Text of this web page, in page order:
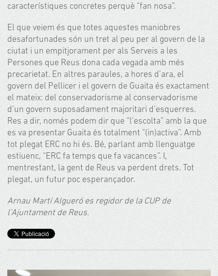
característiques concretes perquè “fan nosa”.
El que veiem és que totes aquestes maniobres
desafortunades són un tret al peu per al govern de la
ciutat i un empitjorament per als Serveis a les
Persones que Reus dona cada vegada amb més
precarietat. En altres paraules, a hores d’ara, el
govern del Pellicer i el govern de Guaita és exactament
el mateix: del conservadorisme al conservadorisme
d’un govern suposadament majoritari d’esquerres.
Res a dir, només podem dir que “l’escolta” amb la que
es va presentar Guaita és totalment “(in)activa”. Amb
tot plegat ERC no hi és. Bé, parlant amb llenguatge
estiuenc, “ERC fa temps que fa vacances”. I,
mentrestant, la gent de Reus va perdent drets. Tot
plegat, un futur poc esperançador.
Arnau Martí Algueró es regidor de la CUP de
l’Ajuntament de Reus.